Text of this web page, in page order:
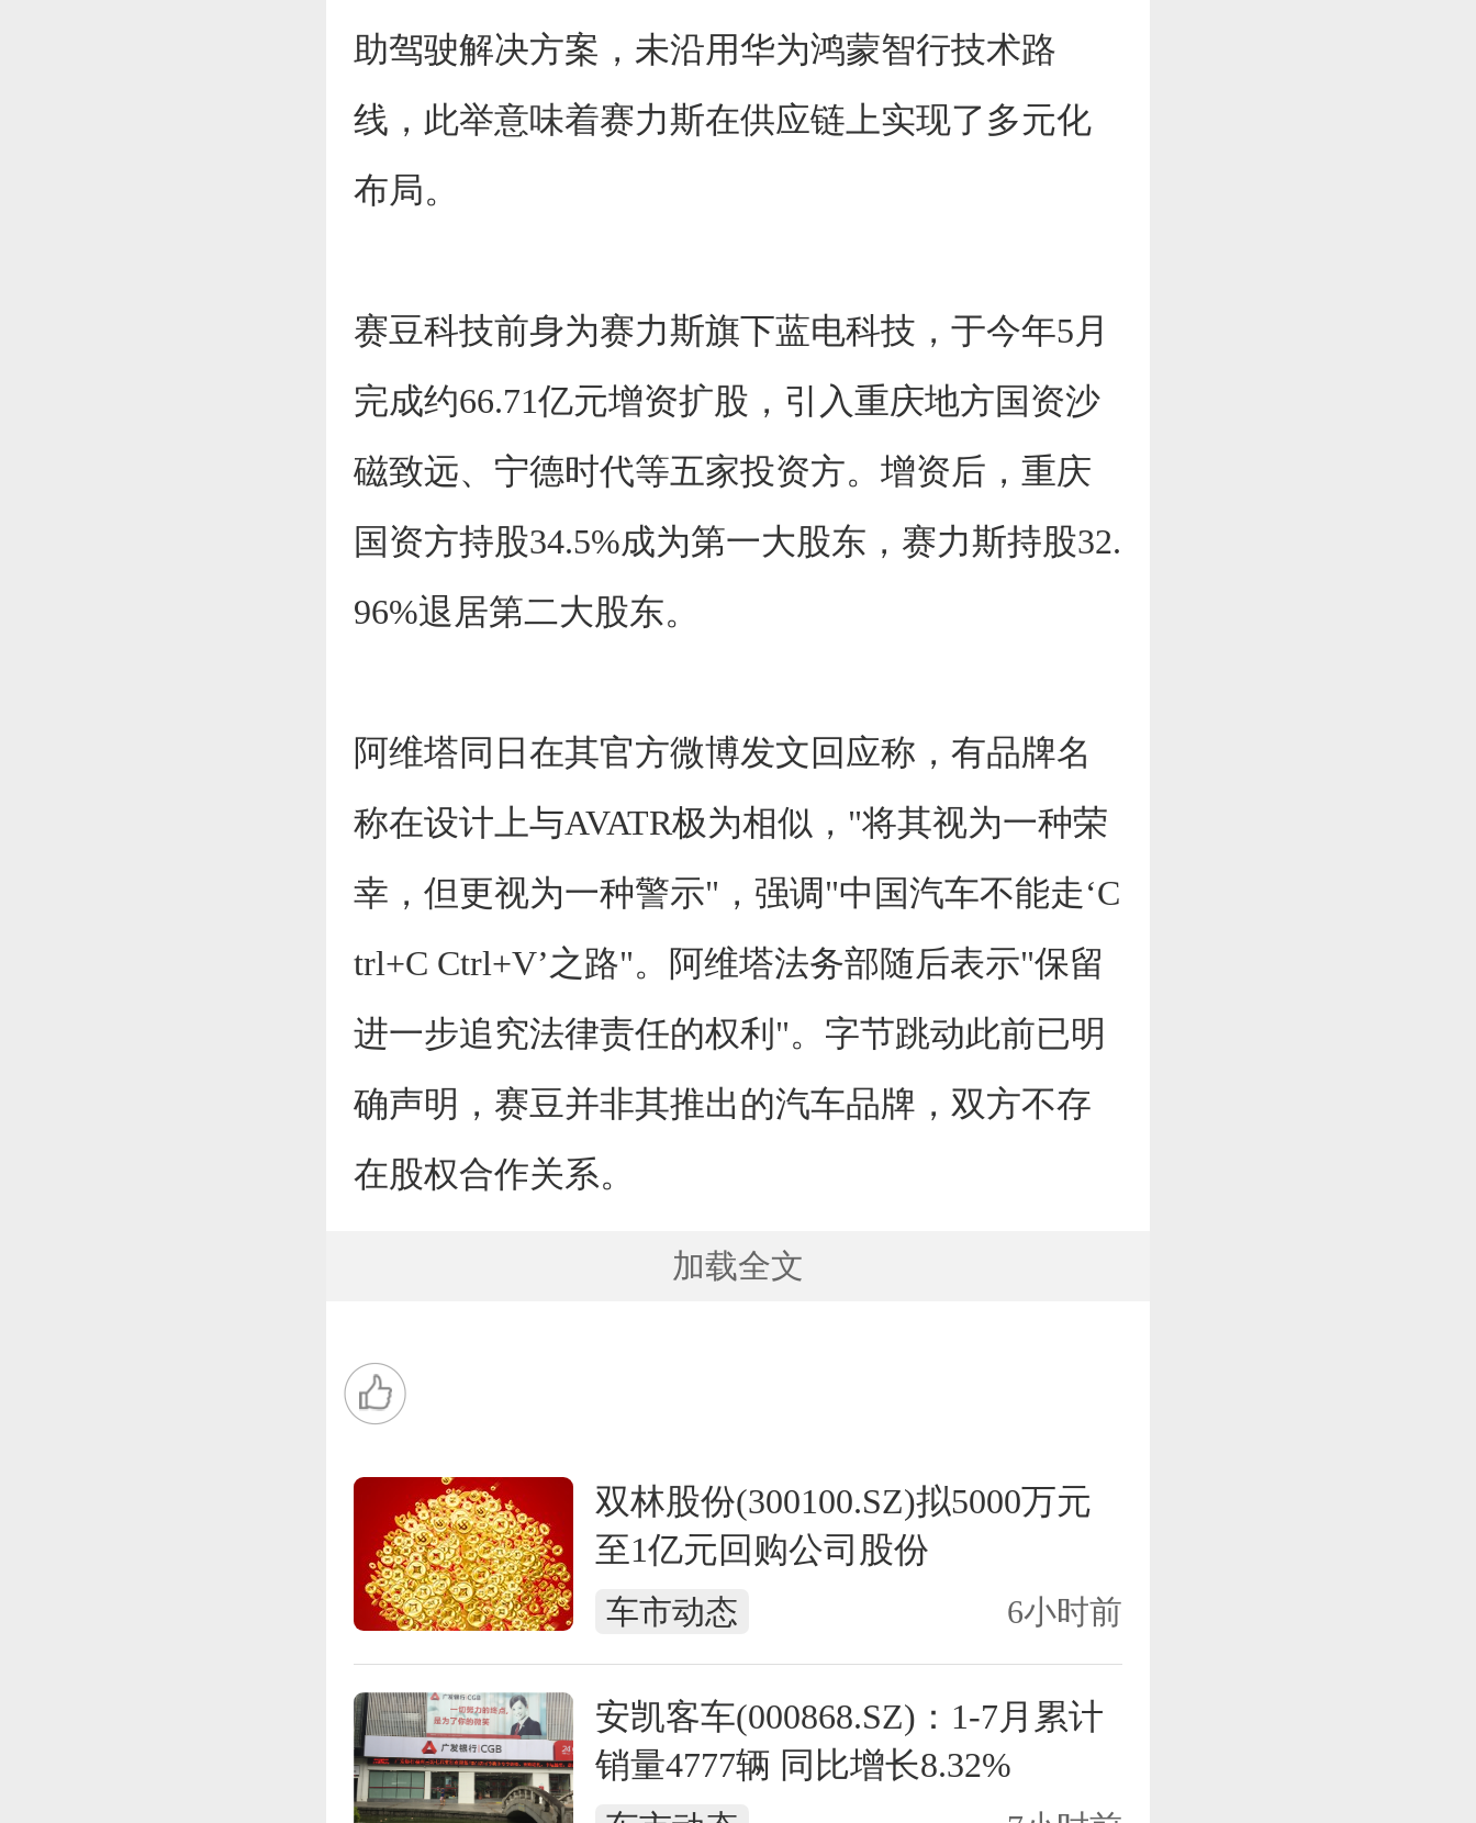
助驾驶解决方案，未沿用华为鸿蒙智行技术路
线，此举意味着赛力斯在供应链上实现了多元化
布局。
赛豆科技前身为赛力斯旗下蓝电科技，于今年5月
完成约66.71亿元增资扩股，引入重庆地方国资沙
磁致远、宁德时代等五家投资方。增资后，重庆
国资方持股34.5%成为第一大股东，赛力斯持股32.
96%退居第二大股东。
阿维塔同日在其官方微博发文回应称，有品牌名
称在设计上与AVATR极为相似，"将其视为一种荣
幸，但更视为一种警示"，强调"中国汽车不能走‘C
trl+C Ctrl+V’之路"。阿维塔法务部随后表示"保留
进一步追究法律责任的权利"。字节跳动此前已明
确声明，赛豆并非其推出的汽车品牌，双方不存
在股权合作关系。
加载全文
双林股份(300100.SZ)拟5000万元
至1亿元回购公司股份
车市动态 6小时前
安凯客车(000868.SZ)：1-7月累计
销量4777辆 同比增长8.32%